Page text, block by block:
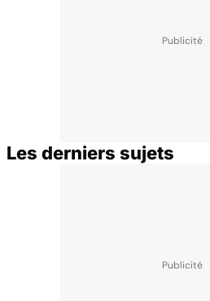
Les derniers sujets